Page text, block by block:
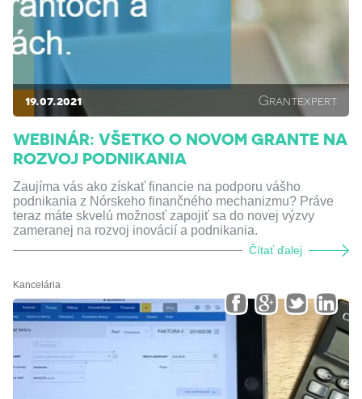
19.07.2021 Grantexpert
WEBINÁR: VŠETKO O NOVOM GRANTE NA
ROZVOJ PODNIKANIA
Zaujíma vás ako získať financie na podporu vášho
podnikania z Nórskeho finančného mechanizmu? Práve
teraz máte skvelú možnosť zapojiť sa do novej výzvy
zameranej na rozvoj inovácií a podnikania.
Čítať ďalej
Kancelária